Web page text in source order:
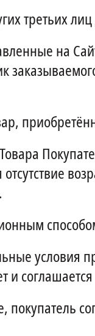
третьих
на
условия
и
покупатель